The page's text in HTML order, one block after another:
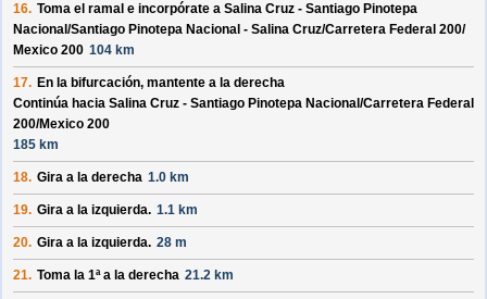
16. Toma el ramal e incorpórate a Salina Cruz - Santiago Pinotepa
Nacional/Santiago Pinotepa Nacional - Salina Cruz/Carretera Federal 200/
Mexico 200 104 km
17. En la bifurcación, mantente a la derecha
Continúa hacia Salina Cruz - Santiago Pinotepa Nacional/Carretera Federal
200/Mexico 200
185 km
18. Gira a la derecha 1.0 km
19. Gira a la izquierda. 1.1 km
20. Gira a la izquierda. 28 m
21. Toma la 1ª a la derecha 21.2 km